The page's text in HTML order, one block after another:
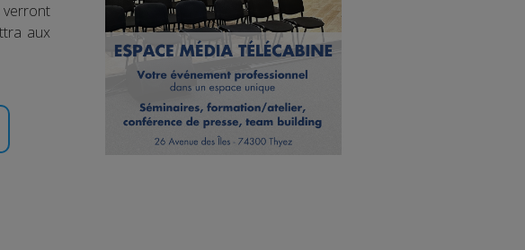
verront
aux